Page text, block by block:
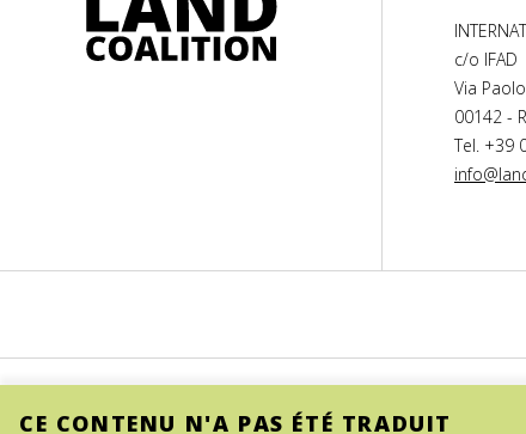
CE CONTENU N'A PAS ÉTÉ TRADUIT
c/o IFAD
Via
00142 -
Tel. +39